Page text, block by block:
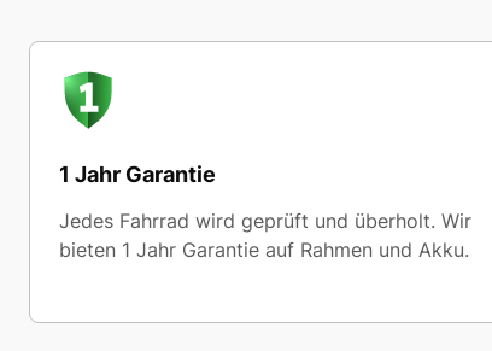
1 Jahr Garantie
Jedes Fahrrad wird geprüft und überholt. Wir
bieten 1 Jahr Garantie auf Rahmen und Akku.